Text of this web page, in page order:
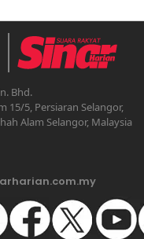
Bhd.
15/5, Persiaran Selangor,
Alam Selangor, Malaysia